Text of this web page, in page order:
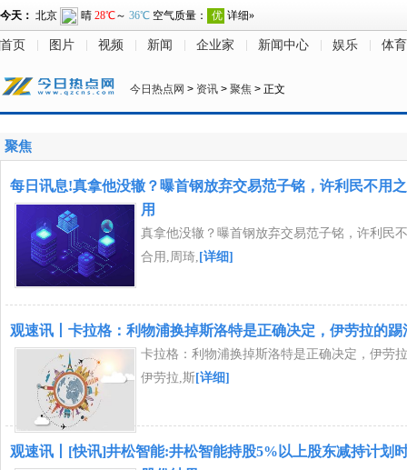
首页 图片 视频 新闻 企业家 新闻中心 娱乐 体育
今日热点网 > 资讯 > 聚焦 > 正文
聚焦
每日讯息!真拿他没辙？曝首钢放弃交易范子铭，许利民不用
用
真拿他没辙？曝首钢放弃交易范子铭，许利民
合用,周琦, [详细]
观速讯丨卡拉格：利物浦换掉斯洛特是正确决定，伊劳拉的踢
卡拉格：利物浦换掉斯洛特是正确决定，伊劳
伊劳拉,斯[详细]
观速讯丨[快讯]井松智能:井松智能持股5%以上股东减持计划